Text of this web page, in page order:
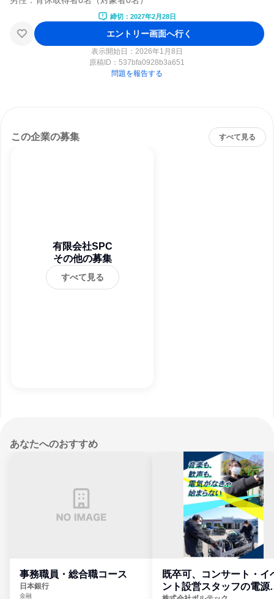
締切：2027年2月28日
エントリー画面へ行く
表示開始日：2026年1月8日
原稿ID： 537bfa0928b3a651
問題を報告する
この企業の募集 すべて見る
有限会社SPC
その他の募集
すべて見る
あなたへのおすすめ
事務職員・総合職コース
日本銀行
金融
既卒可、コンサート・イ
ント設営スタッフの電源